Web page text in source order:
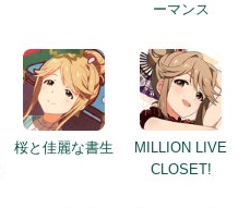
ーマンス
桜と佳麗な書生
MILLION LIVE
CLOSET!